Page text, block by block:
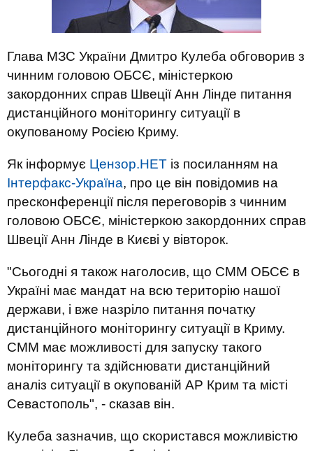
Глава МЗС України Дмитро Кулеба обговорив з
чинним головою ОБСЄ, міністеркою
закордонних справ Швеції Анн Лінде питання
дистанційного моніторингу ситуації в
окупованому Росією Криму.
Як інформує Цензор.НЕТ із посиланням на
Інтерфакс-Україна, про це він повідомив на
пресконференції після переговорів з чинним
головою ОБСЄ, міністеркою закордонних справ
Швеції Анн Лінде в Києві у вівторок.
"Сьогодні я також наголосив, що СММ ОБСЄ в
Україні має мандат на всю територію нашої
держави, і вже назріло питання початку
дистанційного моніторингу ситуації в Криму.
СММ має можливості для запуску такого
моніторингу та здійснювати дистанційний
аналіз ситуації в окупованій АР Крим та місті
Севастополь", - сказав він.
Кулеба зазначив, що скористався можливістю